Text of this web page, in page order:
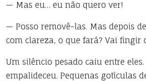
— Mas eu… eu não quero ver!
— Posso removê-las. Mas depois
com clareza, o que fará? Vai fingir
Um silêncio pesado caiu entre
empalideceu. Pequenas gotículas